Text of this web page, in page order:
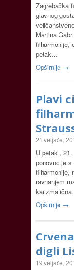
Zagrebačka
glavnog
Martina
filharmonije,
petak…
Opširnije →
Plavi
21 veljače,
U petak ,
ponovno je s
filharmonije,
ravnanjem
Opširnije →
digli
19 veljače,